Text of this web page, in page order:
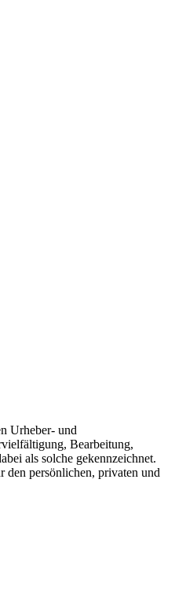
Urheber- und
Bearbeitung,
als solche gekennzeichnet.
persönlichen, privaten und